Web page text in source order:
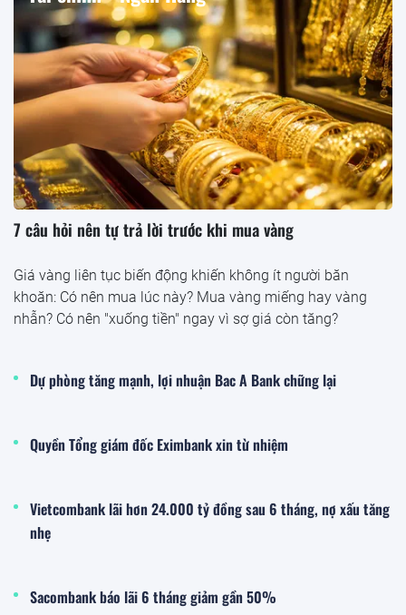
7 câu hỏi nên tự trả lời trước khi mua vàng
Giá vàng liên tục biến động khiến không ít người băn
khoăn: Có nên mua lúc này? Mua vàng miếng hay vàng
nhẫn? Có nên "xuống tiền" ngay vì sợ giá còn tăng?
Dự phòng tăng mạnh, lợi nhuận Bac A Bank chững lại
Quyền Tổng giám đốc Eximbank xin từ nhiệm
Vietcombank lãi hơn 24.000 tỷ đồng sau 6 tháng, nợ xấu tăng
nhẹ
Sacombank báo lãi 6 tháng giảm gần 50%